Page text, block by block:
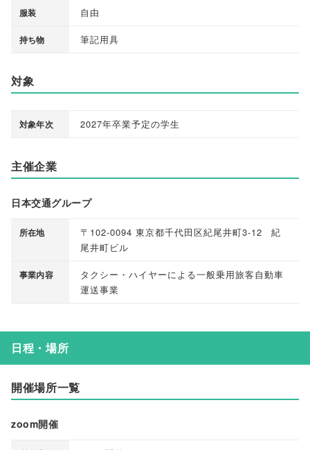
服装 自由
持ち物 筆記用具
対象
対象年次 2027年卒業予定の学生
主催企業
日本交通グループ
所在地
〒102-0094 東京都千代田区紀尾井町3-12 紀
尾井町ビル
事業内容
タクシー・ハイヤーによる一般乗用旅客自動車
運送事業
日程・場所
開催場所一覧
zoom開催